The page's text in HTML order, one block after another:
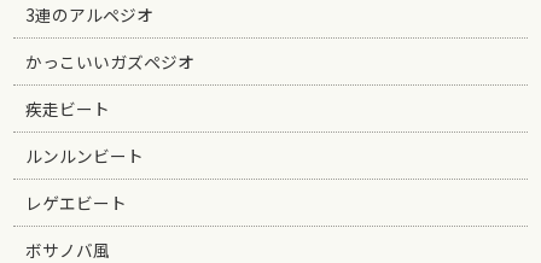
3連のアルペジオ
かっこいいガズペジオ
疾走ビート
ルンルンビート
レゲエビート
ボサノバ風